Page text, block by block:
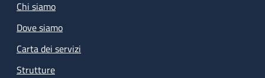
Chi siamo
Dove siamo
Carta dei servizi
Strutture